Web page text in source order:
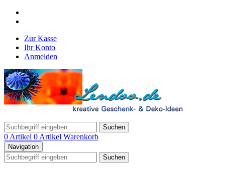
Zur Kasse
Ihr Konto
Anmelden
Suchen
0 Artikel 0 Artikel Warenkorb
Navigation
Suchen